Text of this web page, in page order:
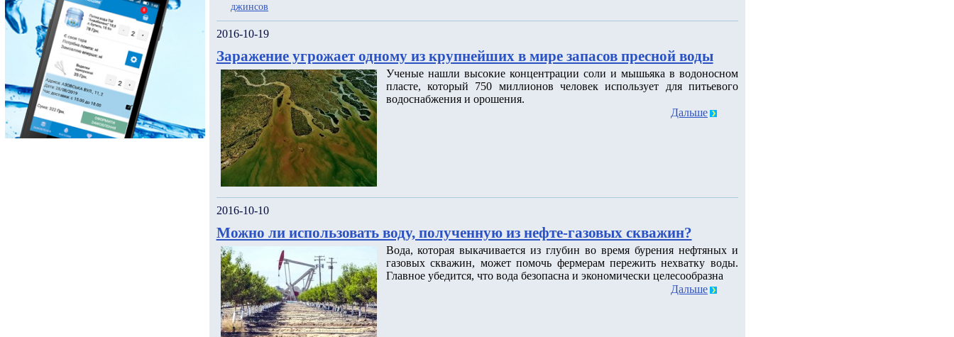
2016-10-19
Заражение угрожает одному из крупнейших в мире запасов пресной воды
Ученые нашли высокие концентрации соли и мышьяка в водоносном
пласте, который 750 миллионов человек использует для питьевого
водоснабжения и орошения.
Дальше
2016-10-10
Можно ли использовать воду, полученную из нефте-газовых скважин?
Вода, которая выкачивается из глубин во время бурения нефтяных и
газовых скважин, может помочь фермерам пережить нехватку воды.
Главное убедится, что вода безопасна и экономически целесообразна
Дальше